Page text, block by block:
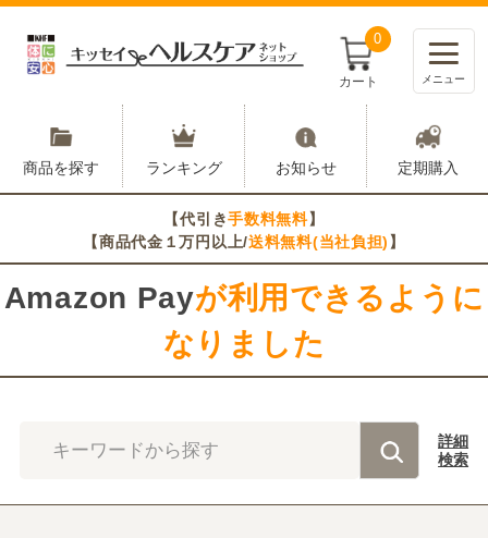
0
カート メニュー
商品を探す ランキング お知らせ 定期購入
【代引き手数料無料】
【商品代金１万円以上/送料無料(当社負担) 】
Amazon Payが利用できるように
なりました
キーワードから探す
詳細
検索